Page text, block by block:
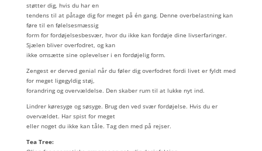
støtter dig, hvis du har en
tendens til at påtage dig for meget på én gang. Denne overbelastning kan
føre til en følelsesmæssig
form for fordøjelsesbesvær, hvor du ikke kan fordøje dine livserfaringer.
Sjælen bliver overfodret, og kan
ikke omsætte sine oplevelser i en fordøjelig form.
Zengest er derved genial når du føler dig overfodret fordi livet er fyldt med
for meget ligegyldig støj,
forandring og overvældelse. Den skaber rum til at lukke nyt ind.
Lindrer køresyge og søsyge. Brug den ved svær fordøjelse. Hvis du er
overvældet. Har spist for meget
eller noget du ikke kan tåle. Tag den med på rejser.
Tea Tree: